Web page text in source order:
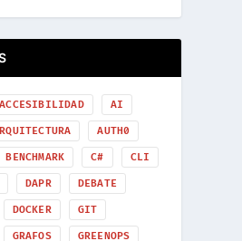
ACCESIBILIDAD AI
AUTH0
BENCHMARK C# CLI
DAPR DEBATE
DOCKER GIT
GRAFOS GREENOPS